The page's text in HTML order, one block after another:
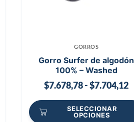
GORROS
Gorro Surfer de algodón
100% – Washed
$7.678,78-$7.704,12
SELECCIONAR
OPCIONES